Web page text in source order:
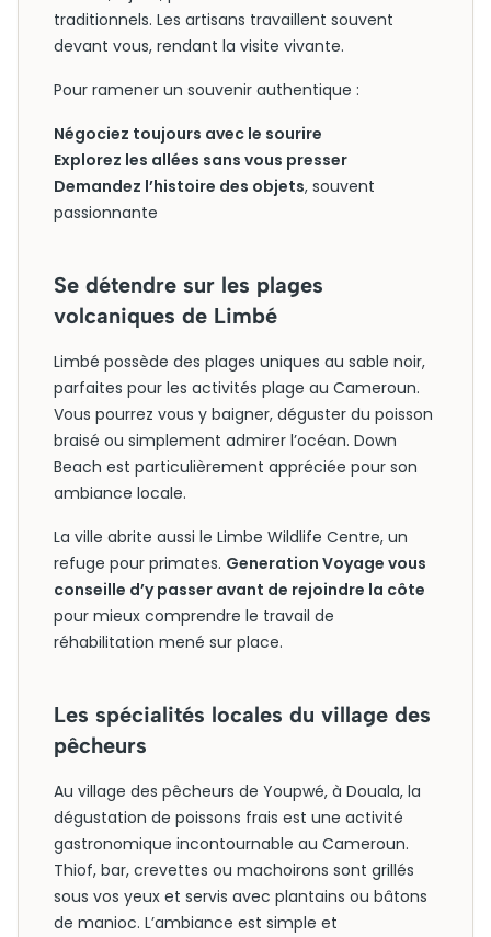
traditionnels. Les artisans travaillent souvent
devant vous, rendant la visite vivante.
Pour ramener un souvenir authentique :
Négociez toujours avec le sourire
Explorez les allées sans vous presser
Demandez l’histoire des objets, souvent
passionnante
Se détendre sur les plages
volcaniques de Limbé
Limbé possède des plages uniques au sable noir,
parfaites pour les activités plage au Cameroun.
Vous pourrez vous y baigner, déguster du poisson
braisé ou simplement admirer l’océan. Down
Beach est particulièrement appréciée pour son
ambiance locale.
La ville abrite aussi le Limbe Wildlife Centre, un
refuge pour primates. Generation Voyage vous
conseille d’y passer avant de rejoindre la côte
pour mieux comprendre le travail de
réhabilitation mené sur place.
Les spécialités locales du village des
pêcheurs
Au village des pêcheurs de Youpwé, à Douala, la
dégustation de poissons frais est une activité
gastronomique incontournable au Cameroun.
Thiof, bar, crevettes ou machoirons sont grillés
sous vos yeux et servis avec plantains ou bâtons
de manioc. L’ambiance est simple et